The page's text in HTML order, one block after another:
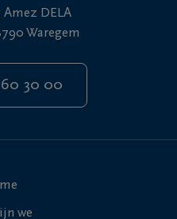
DELA
Waregem
30 00
we